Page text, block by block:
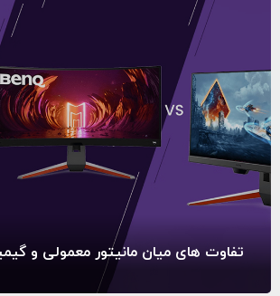
تفاوت های میان مانیتور معمولی و